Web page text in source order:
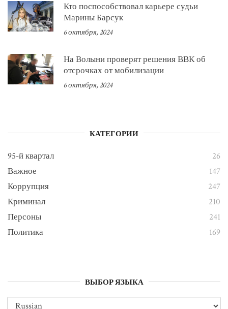
Кто поспособствовал карьере судьи
Марины Барсук
6 октября, 2024
На Волыни проверят решения ВВК об
отсрочках от мобилизации
6 октября, 2024
КАТЕГОРИИ
95-й квартал
26
Важное
147
Коррупция
247
Криминал
210
Персоны
241
Политика
169
ВЫБОР ЯЗЫКА